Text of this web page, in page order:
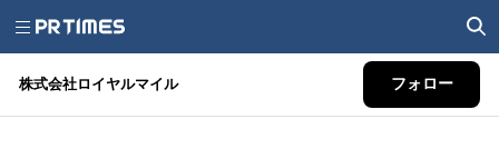
株式会社ロイヤルマイル フォロー